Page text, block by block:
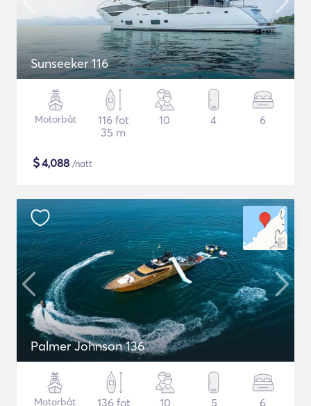
Sunseeker 116
Motorbåt
116 fot
35 m
10 4 6
$4,088 /natt
Palmer Johnson 136
Motorbåt
136 fot
10 5 6